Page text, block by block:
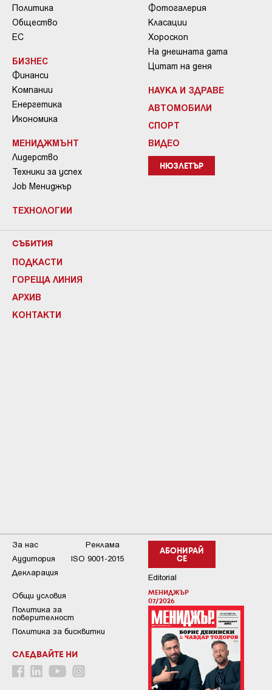
Политика
Общество
ЕС
БИЗНЕС
Финанси
Компании
Енергетика
Икономика
МЕНИДЖМЪНТ
Лидерство
Техники за успех
Job Мениджър
ТЕХНОЛОГИИ
Фотогалерия
Класации
Хороскоп
На днешната дата
Цитат на деня
НАУКА И ЗДРАВЕ
АВТОМОБИЛИ
СПОРТ
ВИДЕО
НЮЗЛЕТЪР
СЪБИТИЯ
ПОДКАСТИ
ГОРЕЩА ЛИНИЯ
АРХИВ
КОНТАКТИ
АБОНИРАЙ
СЕ
Editorial
МЕНИДЖЪР
07/2026
За нас
Реклама
Аудитория
ISO 9001-2015
Декларация
Общи условия
Пoлитикa зa
пoвepитeлнocт
Политика за бисквитки
СЛЕДВАЙТЕ НИ